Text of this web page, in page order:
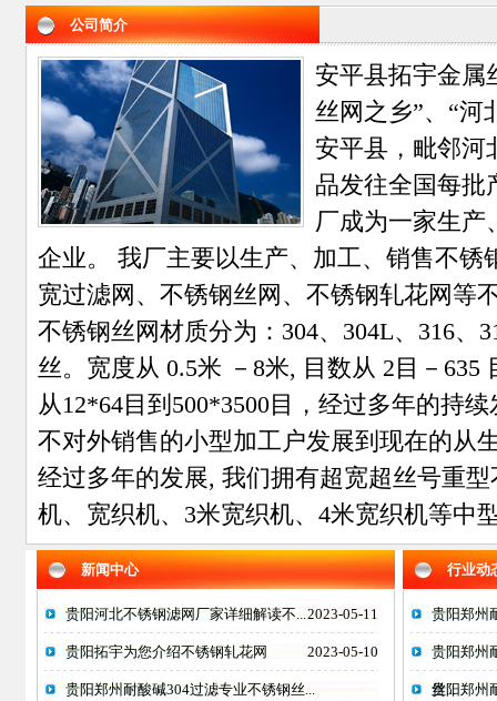
公司简介
安平县拓宇金属
丝网之乡”、“
安平县，毗邻河
品发往全国每批
厂成为一家生产
企业。 我厂主要以生产、加工、销售不锈
宽过滤网、不锈钢丝网、不锈钢轧花网等
不锈钢丝网材质分为：304、304L、316、
丝。宽度从 0.5米 －8米, 目数从 2目－635
从12*64目到500*3500目，经过多年的持
不对外销售的小型加工户发展到现在的从
经过多年的发展, 我们拥有超宽超丝号重
机、宽织机、3米宽织机、4米宽织机等中
新闻中心
贵阳河北不锈钢滤网厂家详细解读不...2023-05-11
贵阳拓宇为您介绍不锈钢轧花网 2023-05-10
贵阳郑州耐酸碱304过滤专业不锈钢丝...
行业动
贵阳郑州
贵阳郑州
丝...
贵阳郑州